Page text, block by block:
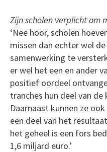
Zijn scholen verplicht om
‘Nee hoor, scholen
missen dan echter wel
samenwerking te
er wel het een en ander
positief oordeel
tranches hun deel van
Daarnaast kunnen ze
een deel van het
het geheel is een fors
1,6 miljard euro.’